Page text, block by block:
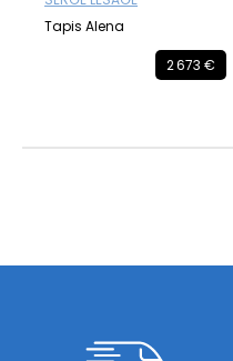
Tapis Alena
2 673 €